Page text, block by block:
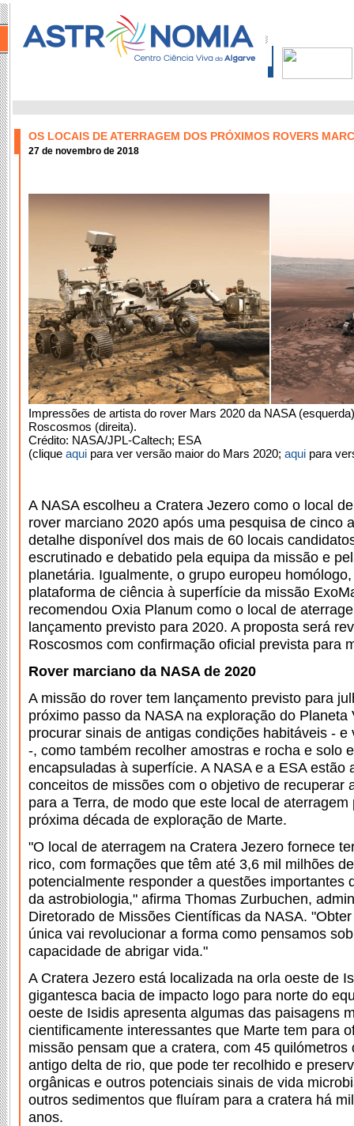
OS LOCAIS DE ATERRAGEM DOS PRÓXIMOS ROVERS
27 de novembro de 2018
Impressões de artista do rover Mars 2020 da NASA
Roscosmos (direita).
Crédito: NASA/JPL-Caltech; ESA
(clique aqui para ver versão maior do Mars 2020; aqui para
A NASA escolheu a Cratera Jezero como o local
rover marciano 2020 após uma pesquisa de cinco
detalhe disponível dos mais de 60 locais
escrutinado e debatido pela equipa da missão e
planetária. Igualmente, o grupo europeu
plataforma de ciência à superfície da missão
recomendou Oxia Planum como o local de
lançamento previsto para 2020. A proposta será
Roscosmos com confirmação oficial prevista para
Rover marciano da NASA de 2020
A missão do rover tem lançamento previsto para
próximo passo da NASA na exploração do Planeta
procurar sinais de antigas condições habitáveis -
-, como também recolher amostras e rocha e solo
encapsuladas à superfície. A NASA e a ESA estão
conceitos de missões com o objetivo de recuperar
para a Terra, de modo que este local de
próxima década de exploração de Marte.
"O local de aterragem na Cratera Jezero fornece
rico, com formações que têm até 3,6 mil milhões
potencialmente responder a questões importantes
da astrobiologia," afirma Thomas Zurbuchen,
Diretorado de Missões Científicas da NASA.
única vai revolucionar a forma como pensamos
capacidade de abrigar vida."
A Cratera Jezero está localizada na orla oeste de
gigantesca bacia de impacto logo para norte do
oeste de Isidis apresenta algumas das paisagens
cientificamente interessantes que Marte tem para
missão pensam que a cratera, com 45
antigo delta de rio, que pode ter recolhido e
orgânicas e outros potenciais sinais de vida
outros sedimentos que fluíram para a cratera há
anos.